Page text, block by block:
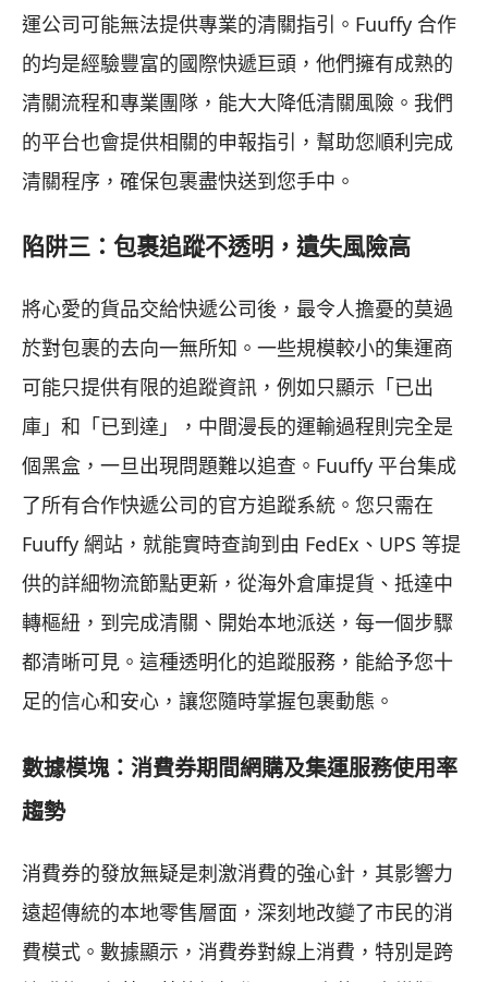
運公司可能無法提供專業的清關指引。Fuuffy 合作
的均是經驗豐富的國際快遞巨頭，他們擁有成熟的
清關流程和專業團隊，能大大降低清關風險。我們
的平台也會提供相關的申報指引，幫助您順利完成
清關程序，確保包裹盡快送到您手中。
陷阱三：包裹追蹤不透明，遺失風險高
將心愛的貨品交給快遞公司後，最令人擔憂的莫過
於對包裹的去向一無所知。一些規模較小的集運商
可能只提供有限的追蹤資訊，例如只顯示「已出
庫」和「已到達」，中間漫長的運輸過程則完全是
個黑盒，一旦出現問題難以追查。Fuuffy 平台集成
了所有合作快遞公司的官方追蹤系統。您只需在
Fuuffy 網站，就能實時查詢到由 FedEx、UPS 等提
供的詳細物流節點更新，從海外倉庫提貨、抵達中
轉樞紐，到完成清關、開始本地派送，每一個步驟
都清晰可見。這種透明化的追蹤服務，能給予您十
足的信心和安心，讓您隨時掌握包裹動態。
數據模塊：消費券期間網購及集運服務使用率
趨勢
消費券的發放無疑是刺激消費的強心針，其影響力
遠超傳統的本地零售層面，深刻地改變了市民的消
費模式。數據顯示，消費券對線上消費，特別是跨